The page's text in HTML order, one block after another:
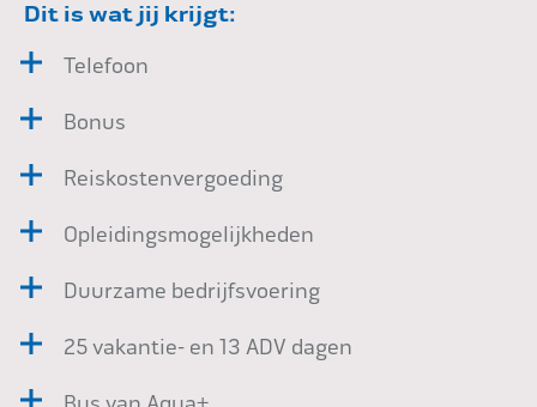
Mijn Aqua+
Contact
Dit is wat jij krijgt:
Telefoon
Bonus
Reiskostenvergoeding
Opleidingsmogelijkheden
Duurzame bedrijfsvoering
25 vakantie- en 13 ADV dagen